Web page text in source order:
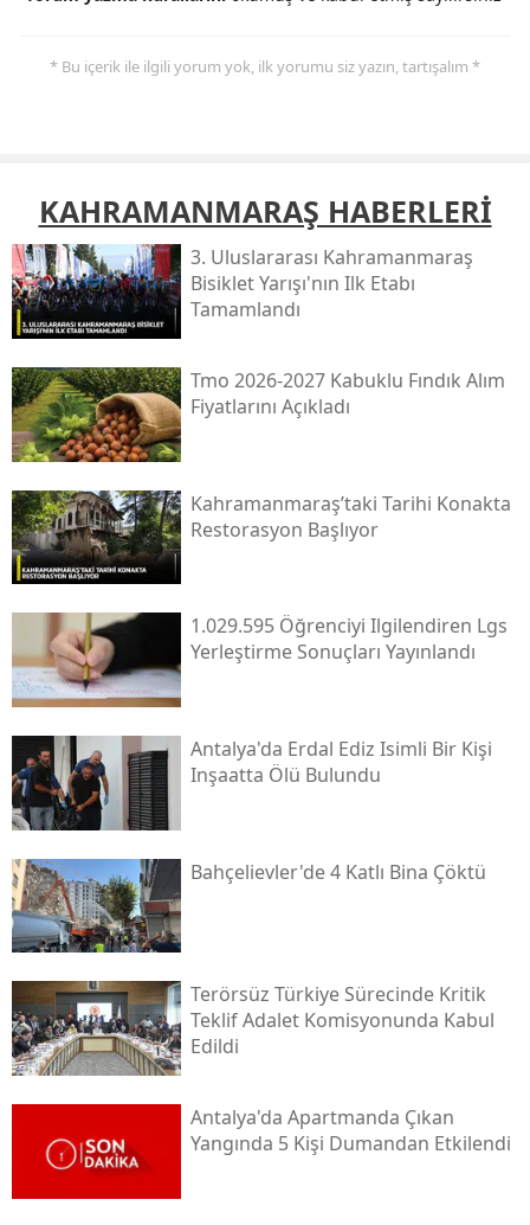
* Bu içerik ile ilgili yorum yok, ilk yorumu siz yazın, tartışalım *
KAHRAMANMARAŞ HABERLERİ
3. Uluslararası Kahramanmaraş
Bisiklet Yarışı'nın Ilk Etabı
Tamamlandı
Tmo 2026-2027 Kabuklu Fındık Alım
Fiyatlarını Açıkladı
Kahramanmaraş’taki Tarihi Konakta
Restorasyon Başlıyor
1.029.595 Öğrenciyi Ilgilendiren Lgs
Yerleştirme Sonuçları Yayınlandı
Antalya'da Erdal Ediz Isimli Bir Kişi
Inşaatta Ölü Bulundu
Bahçelievler'de 4 Katlı Bina Çöktü
Terörsüz Türkiye Sürecinde Kritik
Teklif Adalet Komisyonunda Kabul
Edildi
Antalya'da Apartmanda Çıkan
Yangında 5 Kişi Dumandan Etkilendi